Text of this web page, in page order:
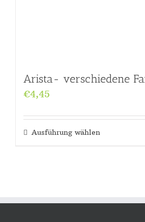
Arista- verschiedene
€4,45
Ausführung wählen